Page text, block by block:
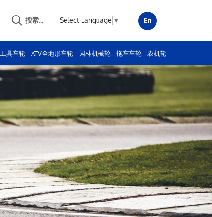
搜索... Select Language ▼
工具车轮 ATV全地形车轮 园林机械轮 拖车车轮 农机轮